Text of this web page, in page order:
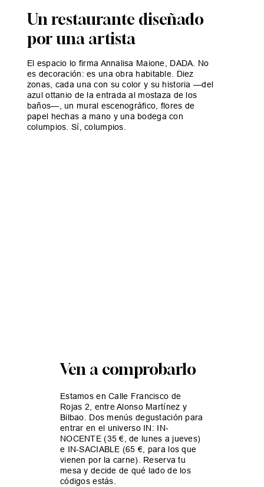
Un restaurante diseñado
por una artista
El espacio lo firma Annalisa Maione, DADA. No
es decoración: es una obra habitable. Diez
zonas, cada una con su color y su historia —del
azul ottanio de la entrada al mostaza de los
baños—, un mural escenográfico, flores de
papel hechas a mano y una bodega con
columpios. Sí, columpios.
Ven a comprobarlo
Estamos en Calle Francisco de
Rojas 2, entre Alonso Martínez y
Bilbao. Dos menús degustación para
entrar en el universo IN: IN-
NOCENTE (35 €, de lunes a jueves)
e IN-SACIABLE (65 €, para los que
vienen por la carne). Reserva tu
mesa y decide de qué lado de los
códigos estás.